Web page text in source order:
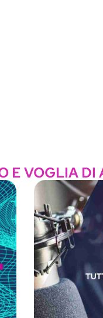
E VOGLIA DI